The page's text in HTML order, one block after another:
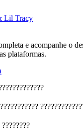
Lil Tracy
e acompanhe o
plataformas.
????????